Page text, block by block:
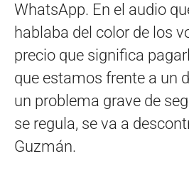
WhatsApp. En el audio
hablaba del color de los
precio que significa
que estamos frente a un
un problema grave de
se regula, se va a
Guzmán.